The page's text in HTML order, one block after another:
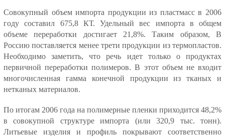
Совокупный объем импорта продукции из пластмасс в 2006
году составил 675,8 КТ. Удельный вес импорта в общем
объеме переработки достигает 21,8%. Таким образом, В
Россию поставляется менее трети продукции из термопластов.
Необходимо заметить, что речь идет только о продуктах
первичной переработки полимеров. В этот объем не входит
многочисленная гамма конечной продукции из тканых и
нетканых материалов.
По итогам 2006 года на полимерные пленки приходится 48,2%
в совокупной структуре импорта (или 320,9 тыс. тонн).
Литьевые изделия и профиль покрывают соответственно